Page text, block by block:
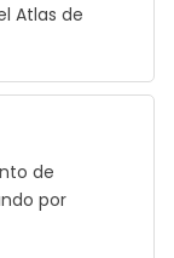
Atlas de
de
por